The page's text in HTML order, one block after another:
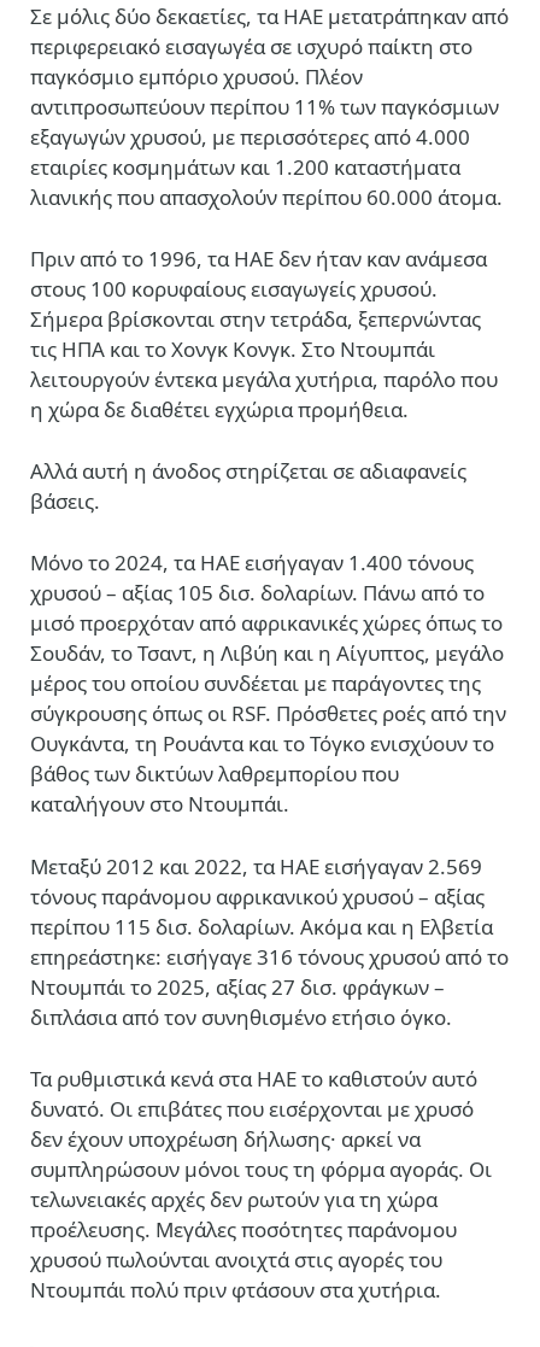
Σε μόλις δύο δεκαετίες, τα ΗΑΕ μετατράπηκαν από
περιφερειακό εισαγωγέα σε ισχυρό παίκτη στο
παγκόσμιο εμπόριο χρυσού. Πλέον
αντιπροσωπεύουν περίπου 11% των παγκόσμιων
εξαγωγών χρυσού, με περισσότερες από 4.000
εταιρίες κοσμημάτων και 1.200 καταστήματα
λιανικής που απασχολούν περίπου 60.000 άτομα.
Πριν από το 1996, τα ΗΑΕ δεν ήταν καν ανάμεσα
στους 100 κορυφαίους εισαγωγείς χρυσού.
Σήμερα βρίσκονται στην τετράδα, ξεπερνώντας
τις ΗΠΑ και το Χονγκ Κονγκ. Στο Ντουμπάι
λειτουργούν έντεκα μεγάλα χυτήρια, παρόλο που
η χώρα δε διαθέτει εγχώρια προμήθεια.
Αλλά αυτή η άνοδος στηρίζεται σε αδιαφανείς
βάσεις.
Μόνο το 2024, τα ΗΑΕ εισήγαγαν 1.400 τόνους
χρυσού – αξίας 105 δισ. δολαρίων. Πάνω από το
μισό προερχόταν από αφρικανικές χώρες όπως το
Σουδάν, το Τσαντ, η Λιβύη και η Αίγυπτος, μεγάλο
μέρος του οποίου συνδέεται με παράγοντες της
σύγκρουσης όπως οι RSF. Πρόσθετες ροές από την
Ουγκάντα, τη Ρουάντα και το Τόγκο ενισχύουν το
βάθος των δικτύων λαθρεμπορίου που
καταλήγουν στο Ντουμπάι.
Μεταξύ 2012 και 2022, τα ΗΑΕ εισήγαγαν 2.569
τόνους παράνομου αφρικανικού χρυσού – αξίας
περίπου 115 δισ. δολαρίων. Ακόμα και η Ελβετία
επηρεάστηκε: εισήγαγε 316 τόνους χρυσού από το
Ντουμπάι το 2025, αξίας 27 δισ. φράγκων –
διπλάσια από τον συνηθισμένο ετήσιο όγκο.
Τα ρυθμιστικά κενά στα ΗΑΕ το καθιστούν αυτό
δυνατό. Οι επιβάτες που εισέρχονται με χρυσό
δεν έχουν υποχρέωση δήλωσης· αρκεί να
συμπληρώσουν μόνοι τους τη φόρμα αγοράς. Οι
τελωνειακές αρχές δεν ρωτούν για τη χώρα
προέλευσης. Μεγάλες ποσότητες παράνομου
χρυσού πωλούνται ανοιχτά στις αγορές του
Ντουμπάι πολύ πριν φτάσουν στα χυτήρια.